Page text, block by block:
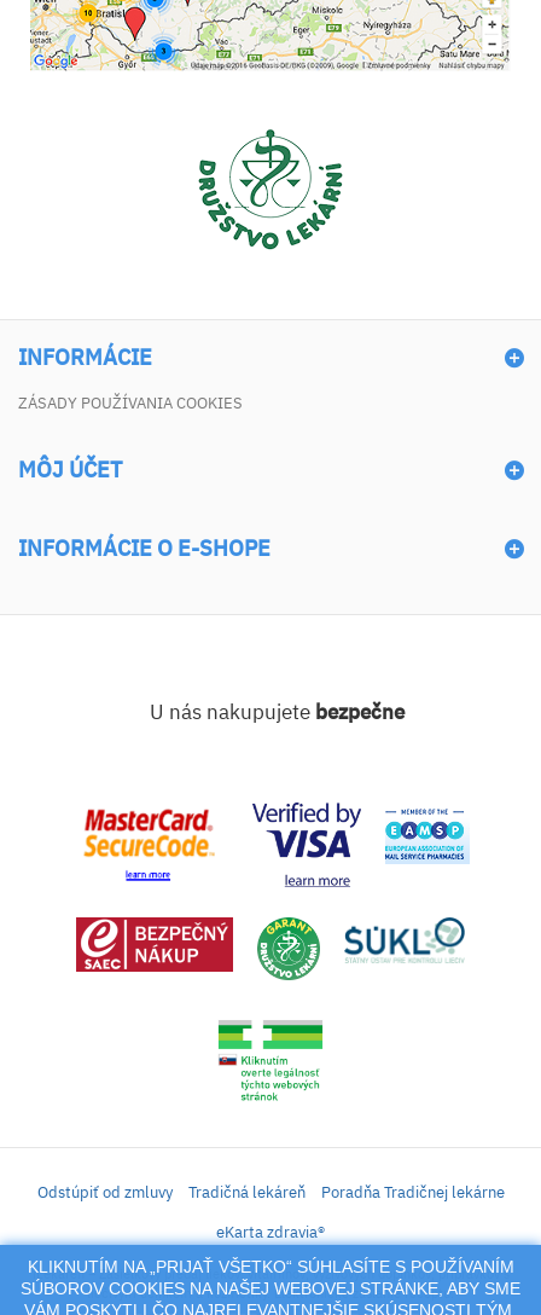
INFORMÁCIE
ZÁSADY POUŽÍVANIA COOKIES
MÔJ ÚČET
INFORMÁCIE O E-SHOPE
KLIKNUTÍM NA „PRIJAŤ VŠETKO“ SÚHLASÍTE S POUŽÍVANÍM
SÚBOROV COOKIES NA NAŠEJ WEBOVEJ STRÁNKE, ABY SME
VÁM POSKYTLI ČO NAJRELEVANTNEJŠIE SKÚSENOSTI TÝM,
U nás nakupujete bezpečne
Odstúpiť od zmluvy Tradičná lekáreň
Poradňa Tradičnej lekárne
eKarta zdravia®
iLekáreň – Zásielkový predaj liekov, vitamínov, výživových doplnkov, prípravkov s
liečivým účinkom a kozmetiky. Elektronické zaslanie receptu.